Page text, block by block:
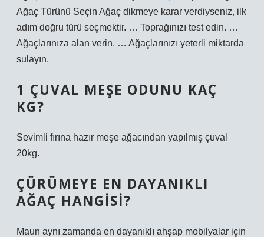
Ağaç Türünü Seçin Ağaç dikmeye karar verdiyseniz, ilk
adım doğru türü seçmektir. … Toprağınızı test edin. …
Ağaçlarınıza alan verin. … Ağaçlarınızı yeterli miktarda
sulayın.
1 ÇUVAL MEŞE ODUNU KAÇ
KG?
Sevimli fırına hazır meşe ağacından yapılmış çuval
20kg.
ÇÜRÜMEYE EN DAYANIKLI
AĞAÇ HANGISI?
Maun aynı zamanda en dayanıklı ahşap mobilyalar için